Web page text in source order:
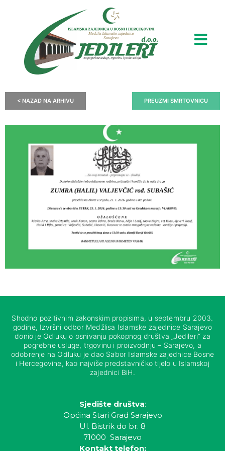
< NAZAD NA ARHIVU PREUZMI SMRTOVNICU
Shodno pozitivnim zakonskim propisima, u septembru 2003.
godine, Izvršni odbor Medžlisa Islamske zajednice Sarajevo
donio je Odluku o osnivanju pokopnog društva „Jedileri“ za
pogrebne usluge, trgovinu i proizvodnju – Sarajevo, a
odobrenje na Odluku je dao Sabor Islamske zajednice Bosne
i Hercegovine, kao najviše predstavničko tijelo u Islamskoj
zajednici BiH.
Sjedište društva:
Općina Stari Grad Sarajevo
Ul. Bistrik do br. 8
71000 Sarajevo
Kontakt telefon: